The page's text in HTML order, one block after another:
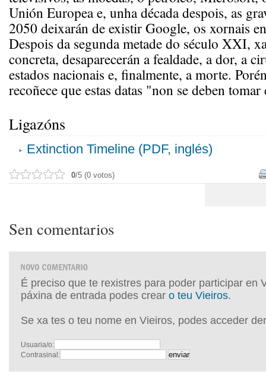
Unión Europea e, unha década despois, as
2050 deixarán de existir Google, os xornais
Despois da segunda metade do século XXI,
concreta, desaparecerán a fealdade, a dor, a
estados nacionais e, finalmente, a morte.
recoñece que estas datas "non se deben
Ligazóns
Extinction Timeline (PDF, inglés)
0/5 (0 votos)
Sen comentarios
É preciso que te rexistres para poder participar en
páxina de entrada podes crear o teu Vieiros.
Se xa tes o teu nome en Vieiros, podes acceder
Usuaria/o:
Contrasinal: